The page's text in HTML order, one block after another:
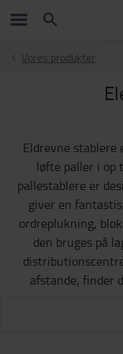
Vores produkter
Eldrevne stablere
løfte paller i op
pallestablere er
giver en
ordreplukning,
den bruges på
afstande, finder